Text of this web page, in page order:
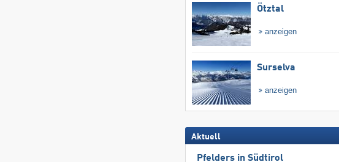
Ötztal
anzeigen
Surselva
anzeigen
Aktuell
Pfelders in Südtirol